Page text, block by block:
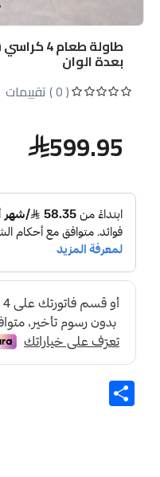
طاولة
بعدة الوان
( 0 ) تقييمات
599.95
Share